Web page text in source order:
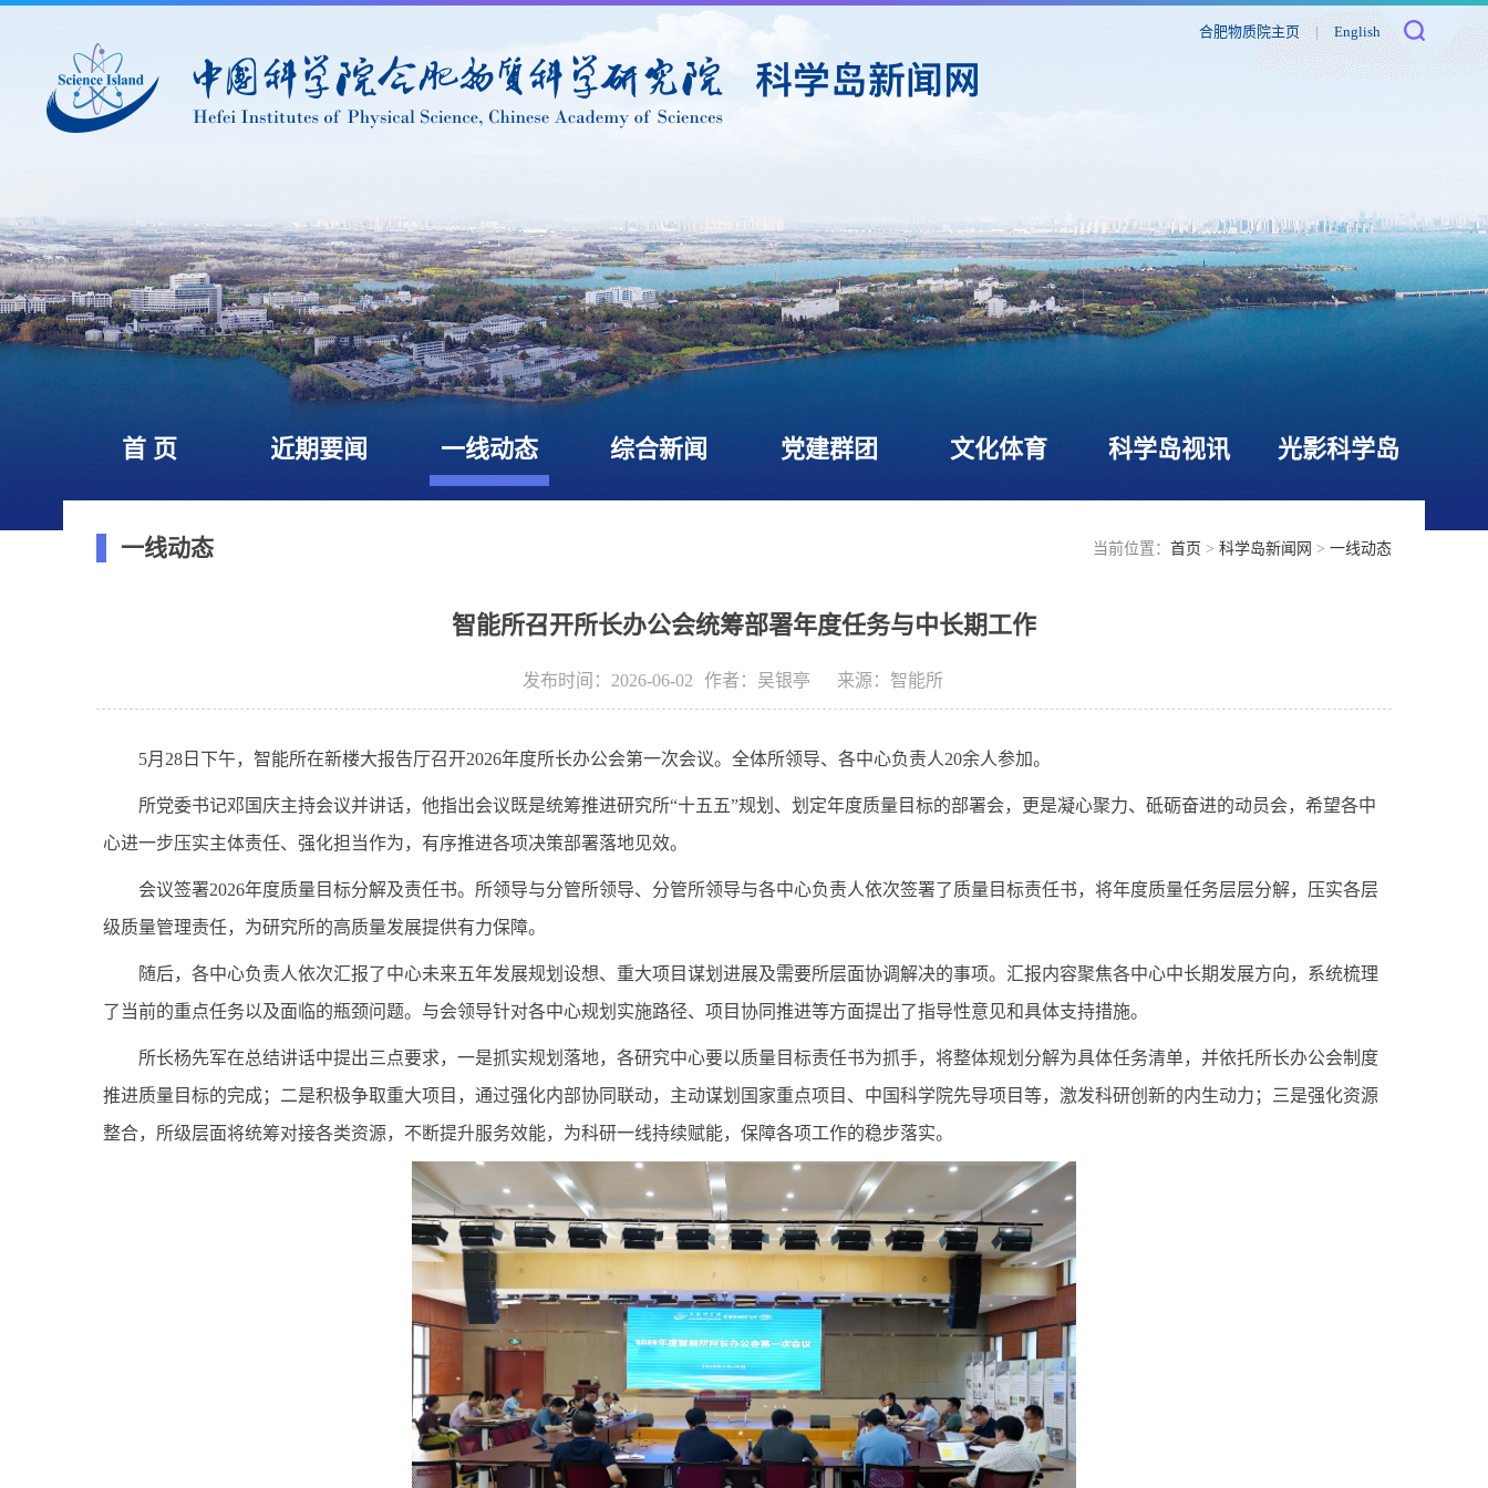
合肥物质院主页 | English
首 页 近期要闻 一线动态 综合新闻 党建群团 文化体育 科学岛视讯 光影科学岛
一线动态 当前位置： 首页 > 科学岛新闻网 > 一线动态
智能所召开所长办公会统筹部署年度任务与中长期工作
发布时间：2026-06-02 作者： 吴银亭 来源： 智能所
5月28日下午，智能所在新楼大报告厅召开2026年度所长办公会第一次会议。全体所领导、各中心负责人20余人参加。
所党委书记邓国庆主持会议并讲话，他指出会议既是统筹推进研究所“十五五”规划、划定年度质量目标的部署会，更是凝心聚力、砥砺奋进的动员会，希望各中
心进一步压实主体责任、强化担当作为，有序推进各项决策部署落地见效。
会议签署2026年度质量目标分解及责任书。所领导与分管所领导、分管所领导与各中心负责人依次签署了质量目标责任书，将年度质量任务层层分解，压实各层
级质量管理责任，为研究所的高质量发展提供有力保障。
随后，各中心负责人依次汇报了中心未来五年发展规划设想、重大项目谋划进展及需要所层面协调解决的事项。汇报内容聚焦各中心中长期发展方向，系统梳理
了当前的重点任务以及面临的瓶颈问题。与会领导针对各中心规划实施路径、项目协同推进等方面提出了指导性意见和具体支持措施。
所长杨先军在总结讲话中提出三点要求，一是抓实规划落地，各研究中心要以质量目标责任书为抓手，将整体规划分解为具体任务清单，并依托所长办公会制度
推进质量目标的完成；二是积极争取重大项目，通过强化内部协同联动，主动谋划国家重点项目、中国科学院先导项目等，激发科研创新的内生动力；三是强化资源
整合，所级层面将统筹对接各类资源，不断提升服务效能，为科研一线持续赋能，保障各项工作的稳步落实。